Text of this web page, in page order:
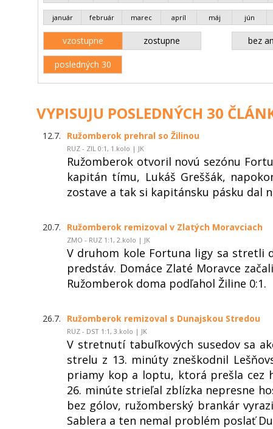
január február marec apríl máj jún
vzostupne zostupne bez
posledných 30
VYPISUJU POSLEDNÝCH 30
12.7. Ružomberok prehral so Žilinou
RUZ - ZIL 0:1, 1.kolo | JK
Ružomberok otvoril novú sezónu
kapitán tímu, Lukáš Greššák,
zostave a tak si kapitánsku pásku dal
20.7. Ružomberok remizoval v Zlatých Moravciach
ZMO - RUZ 1:1, 2.kolo | JK
V druhom kole Fortuna ligy sa stretli
predstáv. Domáce Zlaté Moravce
Ružomberok doma podľahol Žiline 0:1.
26.7. Ružomberok remizoval s Dunajskou Stredou
RUZ - DST 1:1, 3.kolo | JK
V stretnutí tabuľkových susedov sa
strelu z 13. minúty zneškodnil
priamy kop a loptu, ktorá prešla cez
26. minúte strieľal zblízka nepresne
bez gólov, ružomberský brankár
Sablera a ten nemal problém poslať